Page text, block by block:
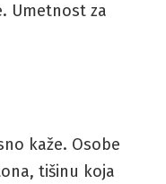
Umetnost za
kaže. Osobe
tišinu koja